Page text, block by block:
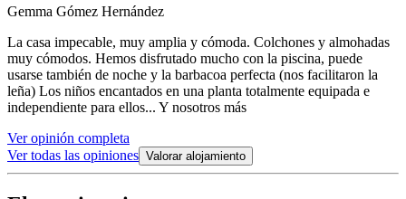
Gemma Gómez Hernández
La casa impecable, muy amplia y cómoda. Colchones y almohadas
muy cómodos. Hemos disfrutado mucho con la piscina, puede
usarse también de noche y la barbacoa perfecta (nos facilitaron la
leña) Los niños encantados en una planta totalmente equipada e
independiente para ellos... Y nosotros más
Ver opinión completa
Ver todas las opiniones Valorar alojamiento